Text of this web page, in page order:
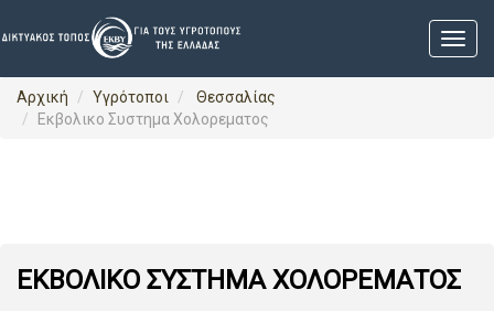
Αρχική Υγρότοποι
Θεσσαλίας
Εκβολικο Συστημα Χολορεματος
ΕΚΒΟΛΙΚΟ ΣΥΣΤΗΜΑ ΧΟΛΟΡΕΜΑΤΟΣ